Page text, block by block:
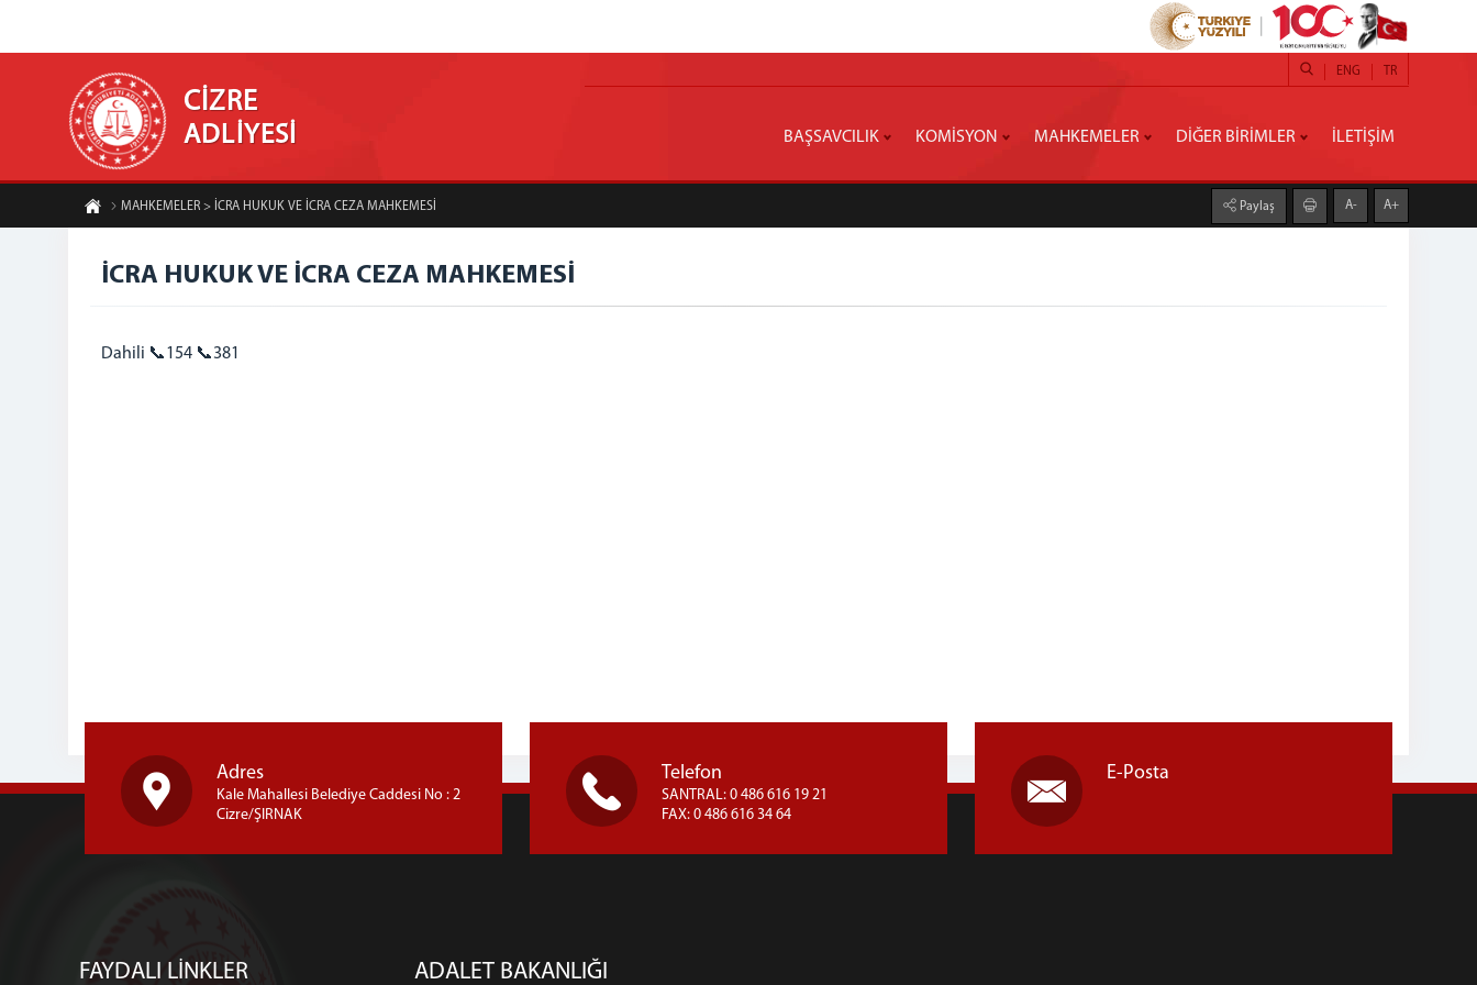
CİZRE
ADLİYESİ
TR
ENG
BAŞSAVCILIK KOMİSYON MAHKEMELER DİĞER BİRİMLER İLETİŞİM
MAHKEMELER > İCRA HUKUK VE İCRA CEZA MAHKEMESİ Paylaş A- A+
İCRA HUKUK VE İCRA CEZA MAHKEMESİ
Dahili 📞154 📞381
Adres
Kale Mahallesi Belediye Caddesi No : 2
Cizre/ŞIRNAK
Telefon
SANTRAL: 0 486 616 19 21
FAX: 0 486 616 34 64
E-Posta
FAYDALI LİNKLER ADALET BAKANLIĞI